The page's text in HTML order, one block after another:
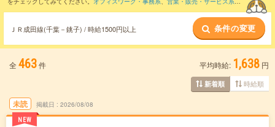
ＪＲ成田線(千葉－銚子) / 時給1500円以上 条件の変更
全 463件 平均時給: 1,638 円
新着順 時給順
未読
NEW
掲載日 2026/08/08